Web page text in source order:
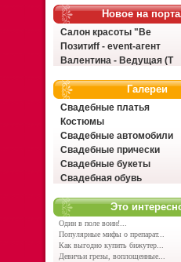
Новое на
Салон красоты "Ве
Позитиff - event-агент
Валентина - Ведущая (Т
Галереи
Свадебные платья
Костюмы
Свадебные автомобили
Свадебные прически
Свадебные букеты
Свадебная обувь
Это
Один в поле воин!...
Популярные мифы о препарат...
Как выгодно купить бижутер...
Девичьи грезы, воплощенные...